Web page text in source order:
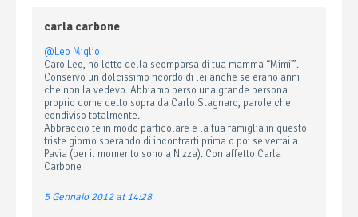
carla carbone
@Leo Miglio
Caro Leo, ho letto della scomparsa di tua mamma “Mimi'”.
Conservo un dolcissimo ricordo di lei anche se erano anni
che non la vedevo. Abbiamo perso una grande persona
proprio come detto sopra da Carlo Stagnaro, parole che
condiviso totalmente.
Abbraccio te in modo particolare e la tua famiglia in questo
triste giorno sperando di incontrarti prima o poi se verrai a
Pavia (per il momento sono a Nizza). Con affetto Carla
Carbone
5 Gennaio 2012 at 14:28